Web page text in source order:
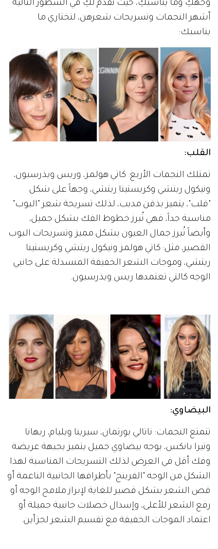
وجهكِ وما يناسبكِ، حيث نُقدم لكِ في السطور التالية
أشهر النجمات وتسريحات شعرهن، لتختاري ما
يناسبك:
القلب:
تمتلك النجمات الأربع: كاتي هولمز، وريس ويذرسبون،
ونيكول ريتشي وكريستينا ريتشي، وجهاً على شكل
"قلب"، يتميز بذقن مدبب، لذلك تسريحة شعر "البوب"
مناسبة جداً، فهي تُبرز خطوط الفك بشكل جميل،
وأيضاً تُبرز جمال العيون بشكل مميز وتسريحات البوب
القصير، مثل: كاتي هولمز ونيكول ريتشي وكريستينا
ريتشي، وموجات الشعر الخفيفة المنسدلة على جانبي
الوجه كالتي تعتمدها ريس ويذرسبون.
البيضاوي:
تتمتع النجمات: ناتالي بورتمان، سيرينا ويليام، ريهانا
وتيرا بانكس، بوجه بيضاوي جميل يتميز بجبهة عريضة
وفك أقل في العرض لذلك التسريحات المناسبة لهذا
الشكل من الوجه "الفرينج" بأطرافها الجانبية الناعمة أو
قص الشعر بشكل قصير للغاية لإبراز ملامح الوجه أو
رفع الشعر للأعلى، وإسدال خصلات جانبية جميلة أو
اعتماد الموجات الخفيفة مع تقسيم الشعر لجزأين.